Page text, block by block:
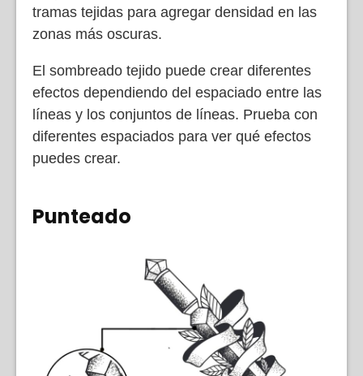
tramas tejidas para agregar densidad en las
zonas más oscuras.
El sombreado tejido puede crear diferentes
efectos dependiendo del espaciado entre las
líneas y los conjuntos de líneas. Prueba con
diferentes espaciados para ver qué efectos
puedes crear.
Punteado